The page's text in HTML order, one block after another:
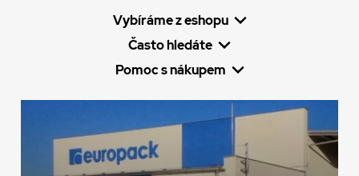
Vybíráme z eshopu
Často hledáte
Pomoc s nákupem